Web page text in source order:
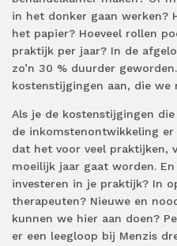
in het donker gaan werken?
het papier? Hoeveel rollen
praktijk per jaar? In de
zo’n 30 % duurder
kostenstijgingen aan, die we
Als je de kostenstijgingen
de inkomstenontwikkeling
dat het voor veel praktijken,
moeilijk jaar gaat worden.
investeren in je praktijk? In
therapeuten? Nieuwe en
kunnen we hier aan doen?
er een leegloop bij Menzis